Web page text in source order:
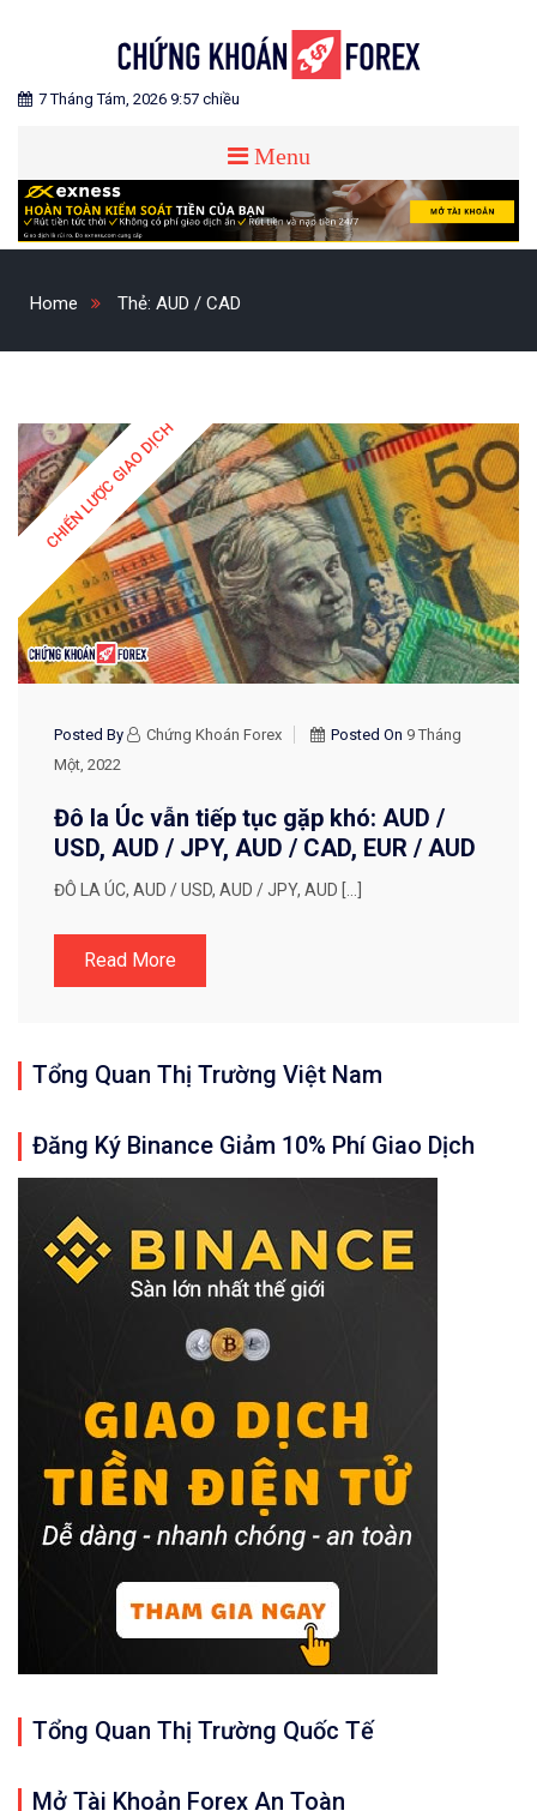
CHỨNG KHOÁN FOREX
Blog chia sẻ về Chứng Khoán và Forex
7 Tháng Tám, 2026 9:57 chiều
Menu
Home Thẻ: AUD / CAD
CHIẾN LƯỢC GIAO DỊCH
Posted By Chứng Khoán Forex Posted On 9 Tháng
Một, 2022
Đô la Úc vẫn tiếp tục gặp khó: AUD /
USD, AUD / JPY, AUD / CAD, EUR / AUD
ĐÔ LA ÚC, AUD / USD, AUD / JPY, AUD […]
Read More
Tổng Quan Thị Trường Việt Nam
Đăng Ký Binance Giảm 10% Phí Giao Dịch
Tổng Quan Thị Trường Quốc Tế
Mở Tài Khoản Forex An Toàn